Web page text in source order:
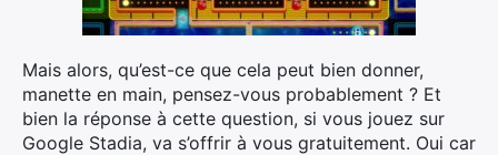
Mais alors, qu’est-ce que cela peut bien donner,
manette en main, pensez-vous probablement ? Et
bien la réponse à cette question, si vous jouez sur
Google Stadia, va s’offrir à vous gratuitement. Oui car